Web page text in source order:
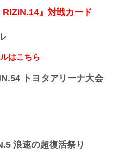
』対戦カード
はこちら
トヨタアリーナ大会
浪速の超復活祭り